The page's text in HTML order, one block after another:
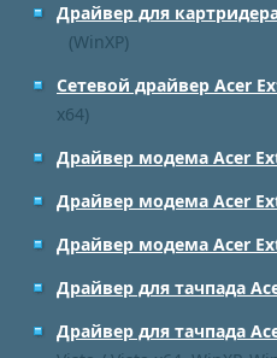
Драйвер для
(WinXP)
Сетевой драйвер Acer
x64)
Драйвер модема Acer
Драйвер модема Acer
Драйвер модема Acer
Драйвер для тачпада
Драйвер для тачпада